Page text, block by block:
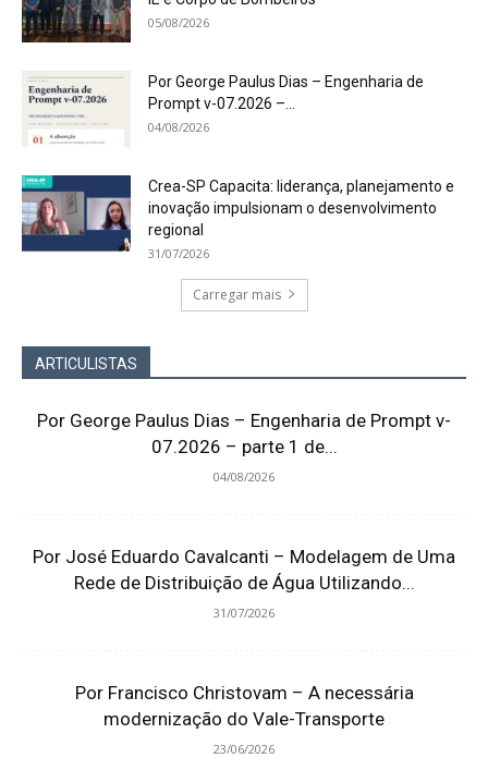
05/08/2026
Por George Paulus Dias – Engenharia de
Prompt v-07.2026 –...
04/08/2026
Crea-SP Capacita: liderança, planejamento e
inovação impulsionam o desenvolvimento
regional
31/07/2026
Carregar mais
ARTICULISTAS
Por George Paulus Dias – Engenharia de Prompt v-
07.2026 – parte 1 de...
04/08/2026
Por José Eduardo Cavalcanti – Modelagem de Uma
Rede de Distribuição de Água Utilizando...
31/07/2026
Por Francisco Christovam – A necessária
modernização do Vale-Transporte
23/06/2026